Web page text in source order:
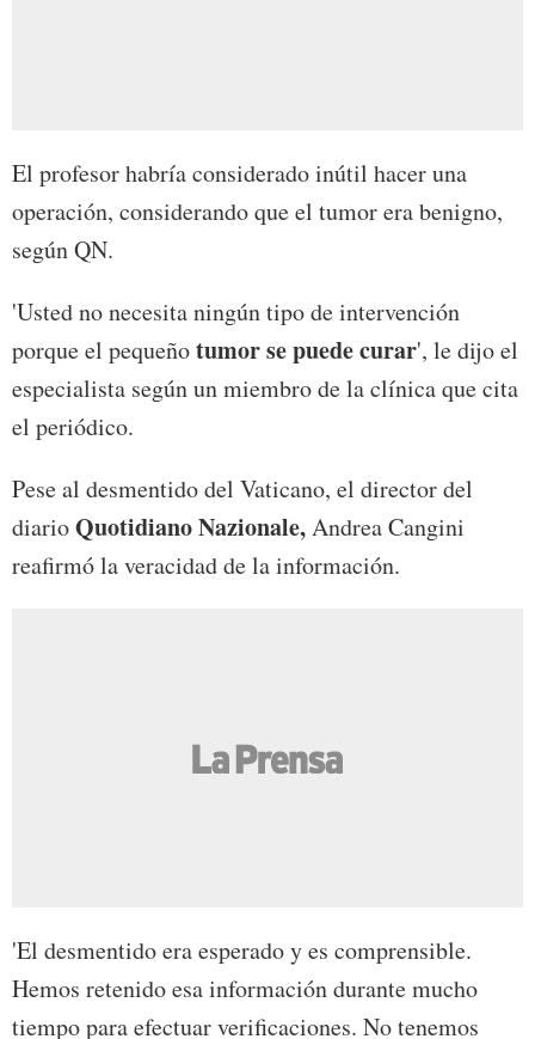
El profesor habría considerado inútil hacer una
operación, considerando que el tumor era benigno,
según QN.
'Usted no necesita ningún tipo de intervención
porque el pequeñotumor se puede curar', le dijo el
especialista según un miembro de la clínica que cita
el periódico.
Pese al desmentido del Vaticano, el director del
diarioQuotidiano Nazionale,Andrea Cangini
reafirmó la veracidad de la información.
'El desmentido era esperado y es comprensible.
Hemos retenido esa información durante mucho
tiempo para efectuar verificaciones. No tenemos